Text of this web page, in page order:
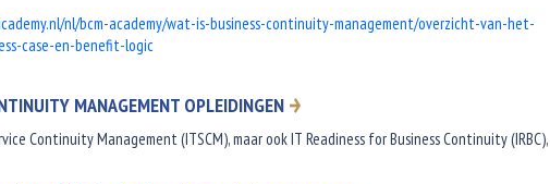
nl/bcm-academy/wat-is-business-continuity-management/overzicht-van-het-
case-en-benefit-logic
MANAGEMENT OPLEIDINGEN
Continuity Management (ITSCM), maar ook IT Readiness for Business Continuity (IRBC),